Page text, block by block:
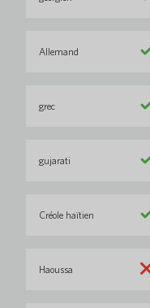
Allemand
grec
gujarati
Créole haïtien
Haoussa